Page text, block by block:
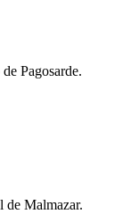
Pagosarde.
de Malmazar.